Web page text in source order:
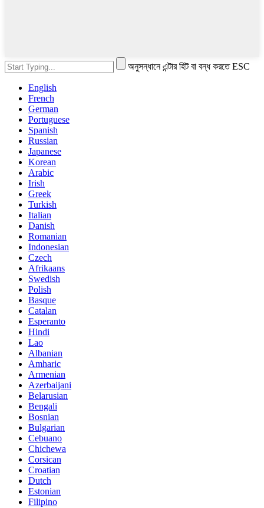
অনুসন্ধানে এন্টার হিট বা বন্ধ করতে ESC
English
French
German
Portuguese
Spanish
Russian
Japanese
Korean
Arabic
Irish
Greek
Turkish
Italian
Danish
Romanian
Indonesian
Czech
Afrikaans
Swedish
Polish
Basque
Catalan
Esperanto
Hindi
Lao
Albanian
Amharic
Armenian
Azerbaijani
Belarusian
Bengali
Bosnian
Bulgarian
Cebuano
Chichewa
Corsican
Croatian
Dutch
Estonian
Filipino